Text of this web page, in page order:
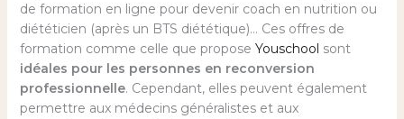
de formation en ligne pour devenir coach en nutrition ou
diététicien (après un BTS diététique)… Ces offres de
formation comme celle que propose Youschool sont
idéales pour les personnes en reconversion
professionnelle. Cependant, elles peuvent également
permettre aux médecins généralistes et aux